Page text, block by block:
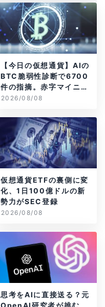
【今日の仮想通貨】AIの
BTC脆弱性診断で6700
件の指摘。赤字マイニン
グ企業はAIに賭ける
2026/08/08
仮想通貨ETFの裏側に変
化、1日100億ドルの新
勢力がSEC登録
2026/08/08
思考をAIに直接送る？元